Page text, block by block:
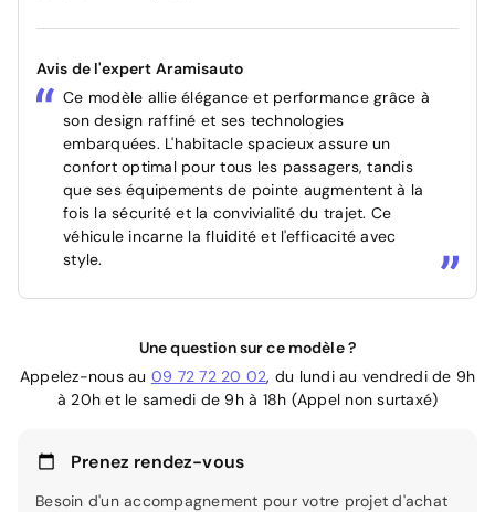
Avis de l'expert Aramisauto
Ce modèle allie élégance et performance grâce à
son design raffiné et ses technologies
embarquées. L'habitacle spacieux assure un
confort optimal pour tous les passagers, tandis
que ses équipements de pointe augmentent à la
fois la sécurité et la convivialité du trajet. Ce
véhicule incarne la fluidité et l'efficacité avec
style.
Une question sur ce modèle ?
Appelez-nous au 09 72 72 20 02, du lundi au vendredi de 9h
à 20h et le samedi de 9h à 18h (Appel non surtaxé)
Prenez rendez-vous
Besoin d'un accompagnement pour votre projet d'achat